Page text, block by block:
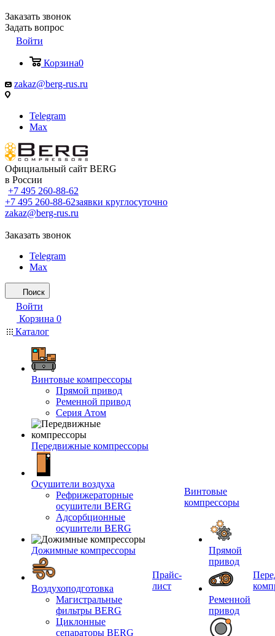
Заказать звонок
Задать вопрос
Войти
Корзина0
zakaz@berg-rus.ru
Telegram
Max
Официальный сайт BERG
в России
+7 495 260-88-62
+7 495 260-88-62заявки круглосуточно
zakaz@berg-rus.ru
Заказать звонок
Telegram
Max
Поиск
Войти
Корзина 0
Каталог
Винтовые компрессоры
Прямой привод
Ременной привод
Серия Атом
Передвижные компрессоры
Осушители воздуха
Рефрижераторные
осушители BERG
Адсорбционные
осушители BERG
Дожимные компрессоры
Воздухоподготовка
Магистральные
фильтры BERG
Циклонные
сепараторы BERG
Прайс-
лист
Винтовые
компрессоры
Прямой
привод
Ременной
привод